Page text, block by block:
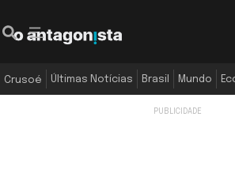
Crusoé Últimas Notícias Brasil Mundo